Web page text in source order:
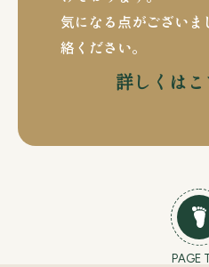
気になる点がござい
絡ください。
詳しくはこ
PAGE